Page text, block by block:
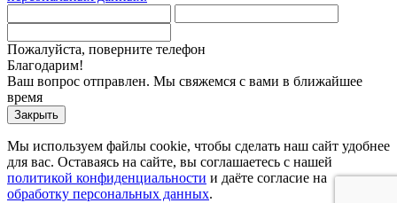
Пожалуйста, поверните телефон
Благодарим!
Ваш вопрос отправлен. Мы свяжемся с вами в ближайшее
время
Закрыть
Мы используем файлы cookie, чтобы сделать наш сайт удобнее
для вас. Оставаясь на сайте, вы соглашаетесь с нашей
политикой конфиденциальности и даёте согласие на
обработку персональных данных.